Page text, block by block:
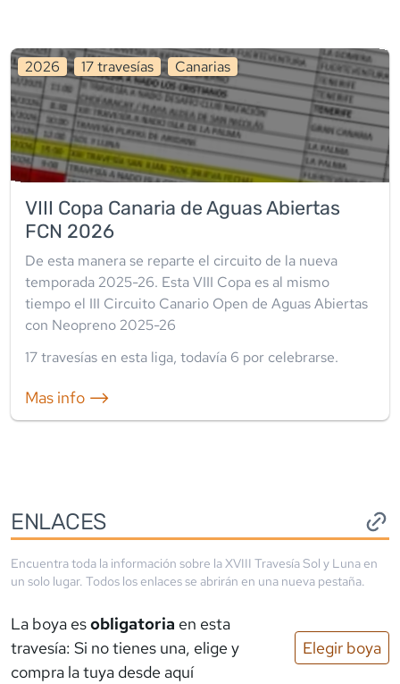
2026 17travesías Canarias
VIII Copa Canaria de Aguas Abiertas
FCN 2026
De esta manera se reparte el circuito de la nueva
temporada 2025-26. Esta VIII Copa es al mismo
tiempo el III Circuito Canario Open de Aguas Abiertas
con Neopreno 2025-26
17travesías en esta liga, todavía 6 por celebrarse.
Mas info ⟶
ENLACES
Encuentra toda la información sobre laXVIII Travesía Sol y Luna en
un solo lugar. Todos los enlaces se abrirán en una nueva pestaña.
La boya esobligatoria en esta
travesía: Si no tienes una, elige y
compra la tuya desde aquí
Elegir boya